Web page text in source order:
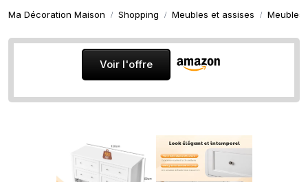
Ma Décoration Maison Shopping Meubles et assises Meubles
Voir l'offre